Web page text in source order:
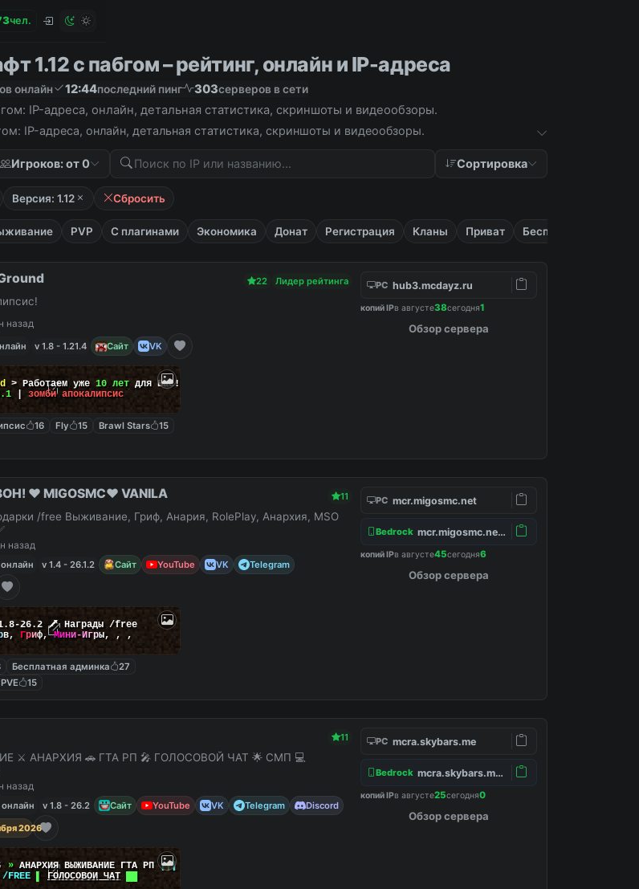
3чел.
1.12 с пабгом – рейтинг, онлайн и IP-адреса
онлайн 12:44последний пинг 303серверов в сети
IP-адреса, онлайн, детальная статистика, скриншоты и видеообзоры.
IP-адреса, онлайн, детальная статистика, скриншоты и видеообзоры.
Игроков: от 0 Сортировка
Версия: 1.12 Сбросить
PVP С плагинами Экономика Донат Регистрация Кланы Приват Бесплатные
22 Лидер рейтинга
назад
v 1.8 - 1.21.4 Сайт VK
> Работаем уже 10 лет для Вас!
зомби апокалипсис
16 Fly 15 Brawl Stars
15
PC hub3.mcdayz.ru
копий IPв августе38сегодня1
Обзор сервера
❤️ MIGOSMC❤️ VANILA 11
/free Выживание, Гриф, Анария, RolePlay, Анархия, MSO
назад
v 1.4 - 26.1.2 Сайт YouTube VK
Telegram
26.2 🗡 Награды /free
в, Гриф,Мини-Игры, , ,
Бесплатная админка
27
PVE 15
PC mcr.migosmc.net
Bedrock mcr.migosmc.net:19132
копий IPв августе45сегодня6
Обзор сервера
11
⚔️ АНАРХИЯ 🚗 ГТА РП 🎤 ГОЛОСОВОЙ ЧАТ 🌟 СМП 💻
назад
онлайн
v 1.8 - 26.2 Сайт YouTube VK Telegram
Discord
2026
» АНАРХИЯ ВЫЖИВАНИЕ ГТА РП|||
/FREE ГОЛОСОВОЙ ЧАТ
PC mcra.skybars.me
Bedrock mcra.skybars.me:19132
копий IPв августе25сегодня0
Обзор сервера